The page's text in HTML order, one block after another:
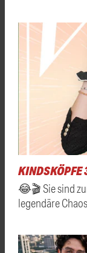
KINDSKÖPFE
😂🎬 Sie sind
legendäre